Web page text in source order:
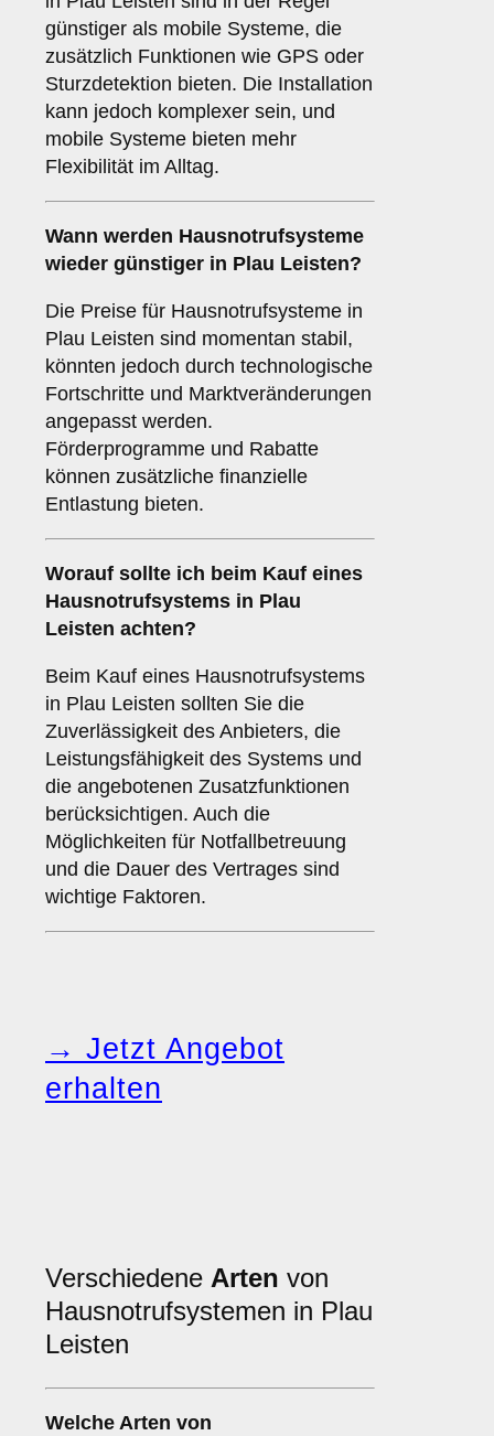
günstiger als mobile Systeme, die
zusätzlich Funktionen wie GPS oder
Sturzdetektion bieten. Die Installation
kann jedoch komplexer sein, und
mobile Systeme bieten mehr
Flexibilität im Alltag.
Wann werden Hausnotrufsysteme
wieder günstiger in Plau Leisten?
Die Preise für Hausnotrufsysteme in
Plau Leisten sind momentan stabil,
könnten jedoch durch technologische
Fortschritte und Marktveränderungen
angepasst werden.
Förderprogramme und Rabatte
können zusätzliche finanzielle
Entlastung bieten.
Worauf sollte ich beim Kauf eines
Hausnotrufsystems in Plau
Leisten achten?
Beim Kauf eines Hausnotrufsystems
in Plau Leisten sollten Sie die
Zuverlässigkeit des Anbieters, die
Leistungsfähigkeit des Systems und
die angebotenen Zusatzfunktionen
berücksichtigen. Auch die
Möglichkeiten für Notfallbetreuung
und die Dauer des Vertrages sind
wichtige Faktoren.
→ Jetzt Angebot
erhalten
Verschiedene Arten von
Hausnotrufsystemen in Plau
Leisten
Welche Arten von